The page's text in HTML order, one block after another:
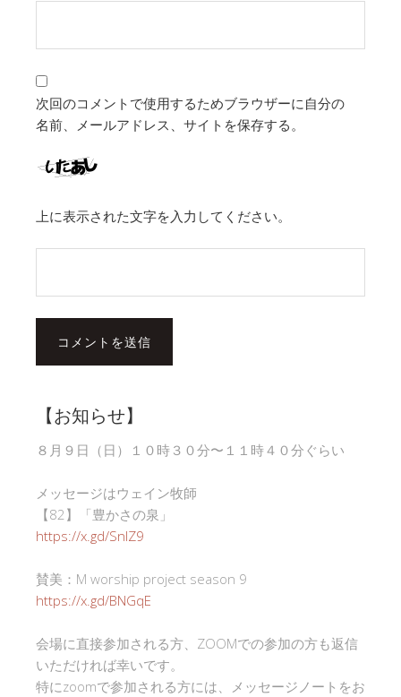
次回のコメントで使用するためブラウザーに自分の
名前、メールアドレス、サイトを保存する。
上に表示された文字を入力してください。
【お知らせ】
８月９日（日）１０時３０分〜１１時４０分ぐらい
メッセージはウェイン牧師
【82】「豊かさの泉」
https://x.gd/SnlZ9
賛美：M worship project season 9
https://x.gd/BNGqE
会場に直接参加される方、ZOOMでの参加の方も返信
いただければ幸いです。
特にzoomで参加される方には、メッセージノートをお